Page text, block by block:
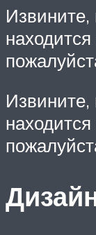
находится
находится